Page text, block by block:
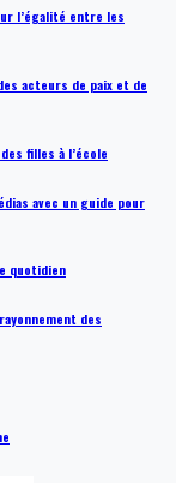
l’égalité entre les
acteurs de paix et de
filles à l’école
avec un guide pour
quotidien
des